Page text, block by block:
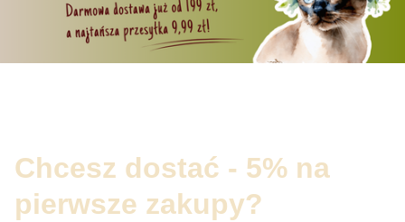
Chcesz dostać - 5% na
pierwsze zakupy?